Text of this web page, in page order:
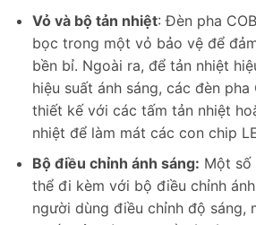
Vỏ và bộ tản nhiệt: Đèn pha
bọc trong một vỏ bảo vệ để
bền bỉ. Ngoài ra, để tản nhiệt
hiệu suất ánh sáng, các đèn
thiết kế với các tấm tản nhiệt
nhiệt để làm mát các con chip
Bộ điều chỉnh ánh sáng: Một số
thể đi kèm với bộ điều chỉnh
người dùng điều chỉnh độ sáng,